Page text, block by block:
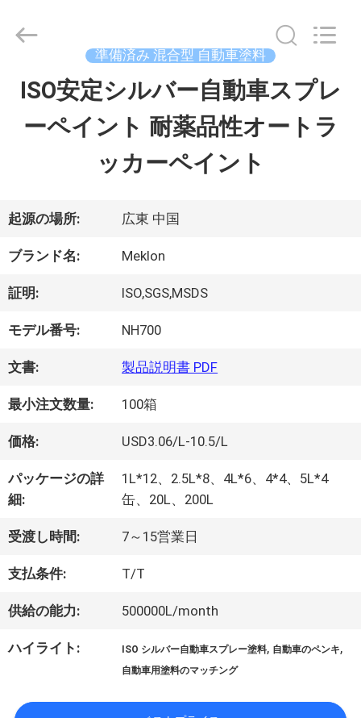
ホ
製
品
ビ
デ
オ
企
業
情
報
会
社
Guangzhou
All
Rights
準備済み 混合型 自動車塗料
ISO安定シルバー自動車スプレ
ーペイント 耐薬品性オートラ
ッカーペイント
起源の場所: 広東 中国
ブランド名: Meklon
証明: ISO,SGS,MSDS
モデル番号: NH700
文書: 製品説明書 PDF
最小注文数量: 100箱
価格: USD3.06/L-10.5/L
パッケージの詳
細:
1L*12、2.5L*8、4L*6、4*4、5L*4
缶、20L、200L
受渡し時間: 7～15営業日
支払条件: T/T
供給の能力: 500000L/month
ハイライト: ISO シルバー自動車スプレー塗料, 自動車のペンキ,
自動車用塗料のマッチング